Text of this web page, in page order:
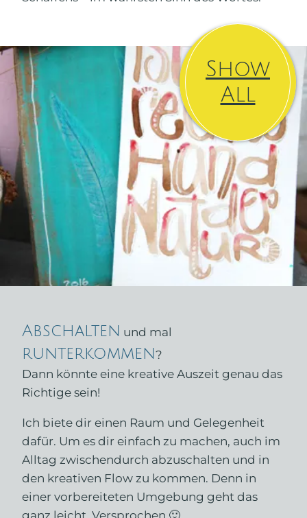
Show
All
Abschalten und mal
runterkommen?
Dann könnte eine kreative Auszeit genau das
Richtige sein!
Ich biete dir einen Raum und Gelegenheit
dafür. Um es dir einfach zu machen, auch im
Alltag zwischendurch abzuschalten und in
den kreativen Flow zu kommen. Denn in
einer vorbereiteten Umgebung geht das